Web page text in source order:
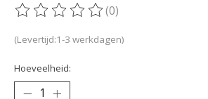
De beoordeling van dit product is
(0)
(Levertijd:1-3 werkdagen)
Hoeveelheid: